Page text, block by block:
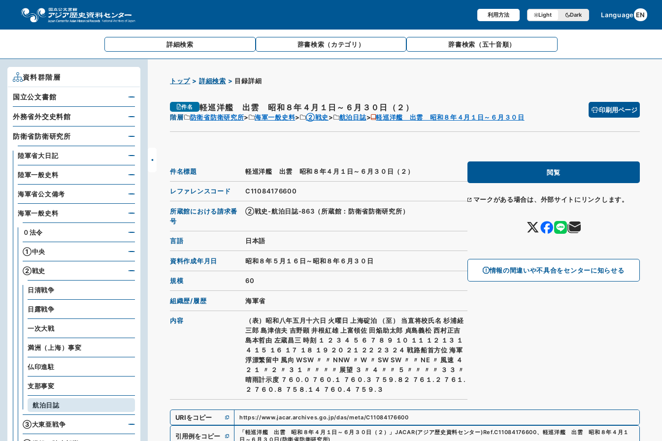
利用方法 Light Dark Language EN
詳細検索 辞書検索 （カテゴリ） 辞書検索 （五十音順）
トップ 詳細検索 目録詳細
件名 軽巡洋艦 出雲 昭和８年４月１日～６月３０日（２）
階層 防衛省防衛研究所 海軍一般史料 ②戦史 航泊日誌 軽巡洋艦 出雲 昭和８年４月１日～６月３０日
印刷用ページ
閲覧
マークがある場合は、外部サイトにリンクします。
情報の間違いや不具合をセンターに知らせる
件名標題 軽巡洋艦 出雲 昭和８年４月１日～６月３０日（２）
レファレンスコード C11084176600
所蔵館における請求番
号
②戦史-航泊日誌-863（所蔵館：防衛省防衛研究所）
言語 日本語
資料作成年月日 昭和８年５月１６日～昭和８年６月３０日
規模 60
組織歴/履歴 海軍省
内容
（表）昭和八年五月十六日 火曜日 上海碇泊 （至） 当直将校氏名 杉浦経
三郎 島津信夫 吉野顕 井根紅雄 上富領佐 田焔助太郎 貞島義松 西村正吉
島本哲由 左蔵昌三 時刻 １ ２ ３ ４ ５ ６ ７ ８ ９ １０ １１ １２ １３ １
４ １５ １６ １７ １８ １９ ２０ ２１ ２２ ２３ ２４ 戦路船首方位 海軍
浮漂繁留中 風向 WSW 〃 〃 NNW 〃 W 〃 SW SW 〃 〃 NE 〃 風速 ４
２ １ 〃 ２ 〃 ３ １ 〃 〃 〃 〃 展望 ３ 〃 ４ 〃 〃 ５ 〃 〃 〃 〃 ３ ３ 〃
晴雨計示度 ７６０.０ ７６０.１ ７６０.３ ７５９.８２ ７６１.２ ７６１.
２ ７６０.８ ７５８.１４ ７６０.４ ７５９.３
URIをコピー https://www.jacar.archives.go.jp/das/meta/C11084176600
引用例をコピー 「軽巡洋艦 出雲 昭和８年４月１日～６月３０日（２） 」 JACAR(アジア歴史資料センター)Ref.C11084176600、 軽巡洋艦 出雲 昭和８年４月１
日～６月３０日 ( 防衛省防衛研究所)
資料群階層
国立公文書館
外務省外交史料館
防衛省防衛研究所
陸軍省大日記
陸軍一般史料
海軍省公文備考
海軍一般史料
０法令
①中央
②戦史
日清戦争
日露戦争
一次大戦
満洲（上海）事変
仏印進駐
支那事変
航泊日誌
③大東亜戦争